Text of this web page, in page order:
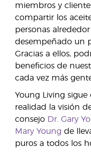
miembros y
compartir los
personas
desempeñado un
Gracias a ellos,
beneficios de
cada vez más
Young Living
realidad la visión
consejo Dr. Gary
Mary Young de
puros a todos los